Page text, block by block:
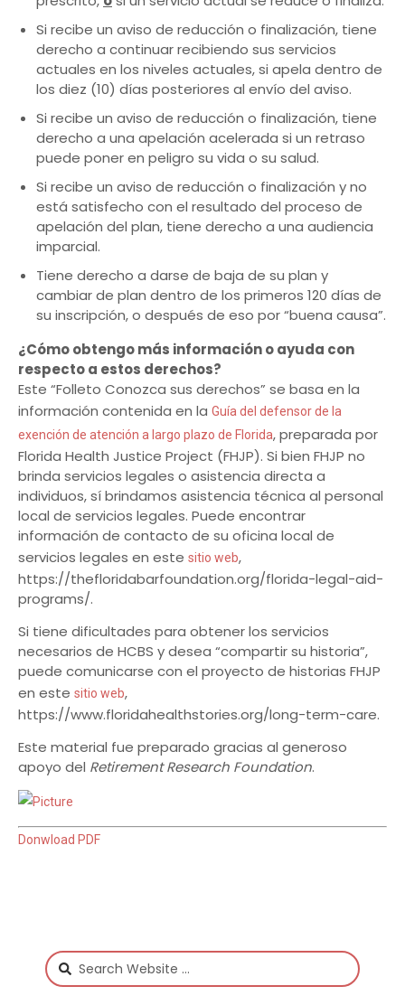
Si recibe un aviso de reducción o finalización, tiene
derecho a continuar recibiendo sus servicios
actuales en los niveles actuales, si apela dentro de
los diez (10) días posteriores al envío del aviso.
Si recibe un aviso de reducción o finalización, tiene
derecho a una apelación acelerada si un retraso
puede poner en peligro su vida o su salud.
Si recibe un aviso de reducción o finalización y no
está satisfecho con el resultado del proceso de
apelación del plan, tiene derecho a una audiencia
imparcial.
Tiene derecho a darse de baja de su plan y
cambiar de plan dentro de los primeros 120 días de
su inscripción, o después de eso por “buena causa”.
¿Cómo obtengo más información o ayuda con
respecto a estos derechos?
Este “Folleto Conozca sus derechos” se basa en la
información contenida en la Guía del defensor de la
exención de atención a largo plazo de Florida, preparada por
Florida Health Justice Project (FHJP). Si bien FHJP no
brinda servicios legales o asistencia directa a
individuos, sí brindamos asistencia técnica al personal
local de servicios legales. Puede encontrar
información de contacto de su oficina local de
servicios legales en este sitio web,
https://thefloridabarfoundation.org/florida-legal-aid-
programs/.
Si tiene dificultades para obtener los servicios
necesarios de HCBS y desea “compartir su historia”,
puede comunicarse con el proyecto de historias FHJP
en este sitio web,
https://www.floridahealthstories.org/long-term-care.
Este material fue preparado gracias al generoso
apoyo del Retirement Research Foundation.
Donwload PDF